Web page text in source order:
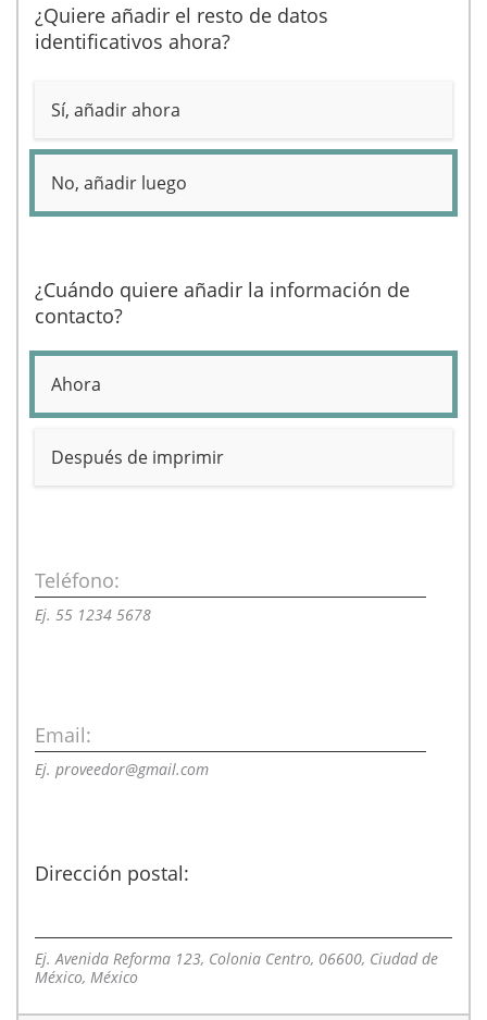
¿Quiere añadir el resto de datos
identificativos ahora?
Sí, añadir ahora
No, añadir luego
¿Cuándo quiere añadir la información de
contacto?
Ahora
Después de imprimir
Teléfono:
Ej. 55 1234 5678
Email:
Ej. proveedor@gmail.com
Dirección postal:
Ej. Avenida Reforma 123, Colonia Centro, 06600, Ciudad de
México, México